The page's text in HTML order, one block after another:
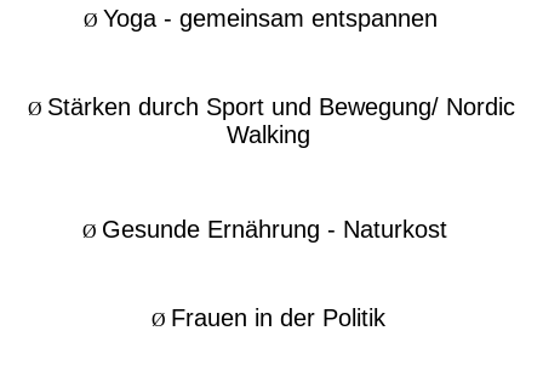
Ø Yoga - gemeinsam entspannen
Ø Stärken durch Sport und Bewegung/ Nordic
Walking
Ø Gesunde Ernährung - Naturkost
Ø Frauen in der Politik